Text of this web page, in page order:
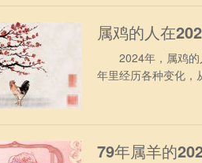
属鸡的人在
2024年，属鸡的
年里经历各种变化，
79年属羊的